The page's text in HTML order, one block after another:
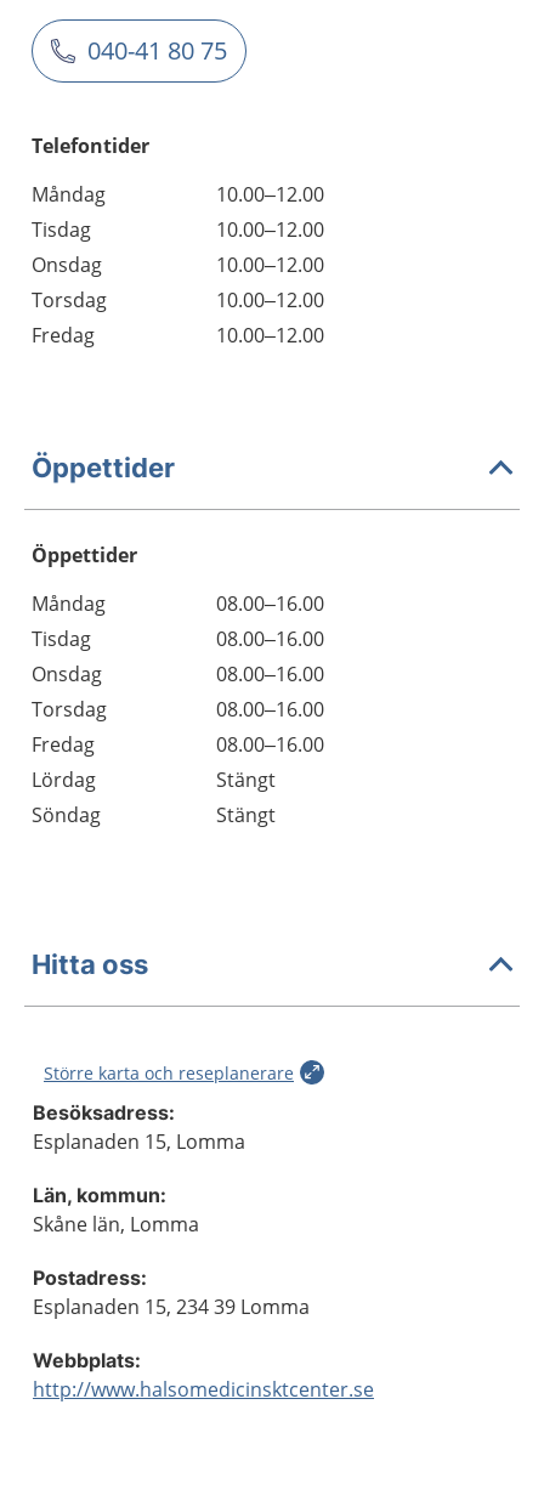
040-41 80 75
Telefontider
Måndag
10.00–12.00
Tisdag
10.00–12.00
Onsdag
10.00–12.00
Torsdag
10.00–12.00
Fredag
10.00–12.00
Öppettider
Öppettider
Dag
Öppettider
Kommentarer
Måndag
08.00–16.00
Tisdag
08.00–16.00
Onsdag
08.00–16.00
Torsdag
08.00–16.00
Fredag
08.00–16.00
Lördag
Stängt
Söndag
Stängt
Hitta oss
Större karta och reseplanerare
Besöksadress:
Esplanaden 15, Lomma
Län, kommun:
Skåne län, Lomma
Postadress:
Esplanaden 15, 234 39 Lomma
Webbplats:
http://www.halsomedicinsktcenter.se